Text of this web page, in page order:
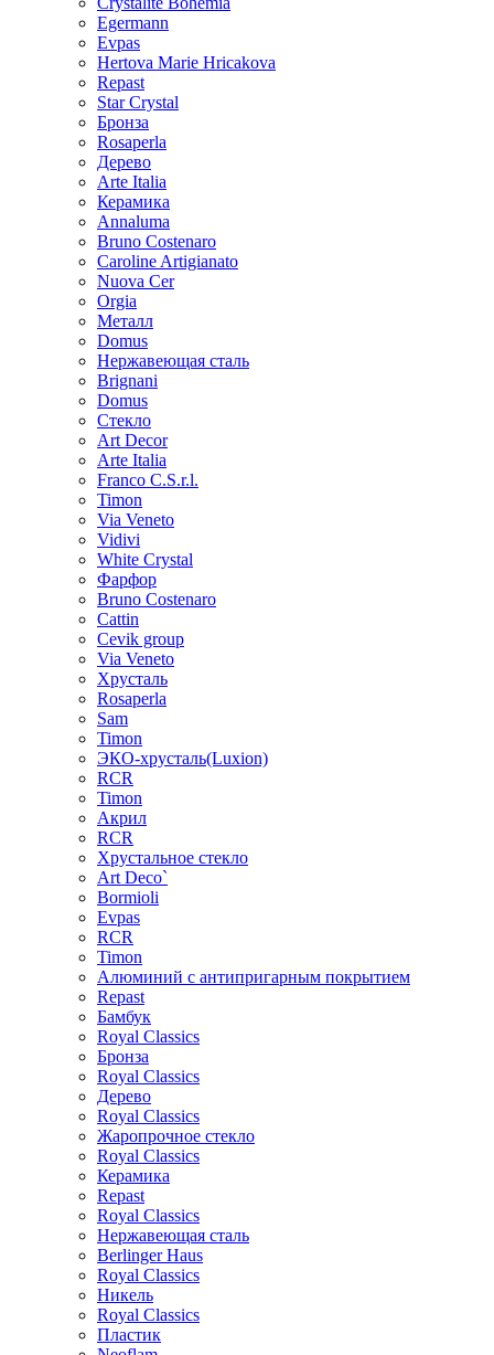
Egermann
Evpas
Hertova Marie Hricakova
Repast
Star Crystal
Бронза
Rosaperla
Дерево
Arte Italia
Керамика
Annaluma
Bruno Costenaro
Caroline Artigianato
Nuova Cer
Orgia
Металл
Domus
Нержавеющая сталь
Brignani
Domus
Стекло
Art Decor
Arte Italia
Franco C.S.r.l.
Timon
Via Veneto
Vidivi
White Crystal
Фарфор
Bruno Costenaro
Cattin
Cevik group
Via Veneto
Хрусталь
Rosaperla
Sam
Timon
ЭКО-хрусталь(Luxion)
RCR
Timon
Акрил
RCR
Хрустальное стекло
Art Deco`
Bormioli
Evpas
RCR
Timon
Алюминий с антипригарным покрытием
Repast
Бамбук
Royal Classics
Бронза
Royal Classics
Дерево
Royal Classics
Жаропрочное стекло
Royal Classics
Керамика
Repast
Royal Classics
Нержавеющая сталь
Berlinger Haus
Royal Classics
Никель
Royal Classics
Пластик